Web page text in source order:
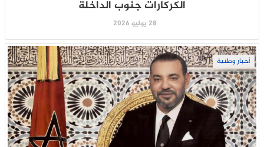
الكركارات جنوب الداخلة
28 يوليو 2026
أخبار وطنية